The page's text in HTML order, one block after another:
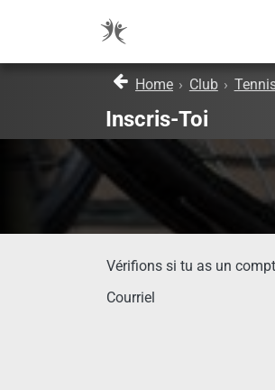
Home › Club ›
Inscris-Toi
Vérifions si tu as un
Courriel